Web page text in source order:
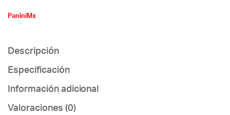
PaniniMx
Descripción
Especificación
Información adicional
Valoraciones (0)